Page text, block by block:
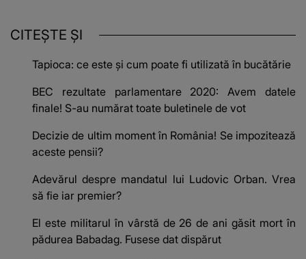
CITEȘTE ȘI
Tapioca: ce este și cum poate fi utilizată în bucătărie
BEC rezultate parlamentare 2020: Avem datele
finale! S-au numărat toate buletinele de vot
Decizie de ultim moment în România! Se impozitează
aceste pensii?
Adevărul despre mandatul lui Ludovic Orban. Vrea
să fie iar premier?
El este militarul în vârstă de 26 de ani găsit mort în
pădurea Babadag. Fusese dat dispărut